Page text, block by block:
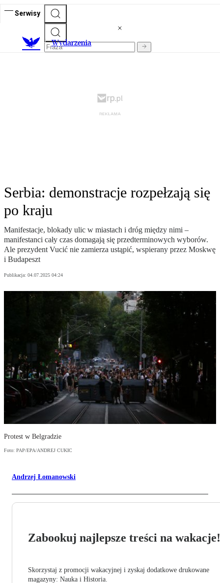
Serwisy
Wydarzenia
Serbia: demonstracje rozpełzają się
po kraju
Manifestacje, blokady ulic w miastach i dróg między nimi –
manifestanci cały czas domagają się przedterminowych wyborów.
Ale prezydent Vucić nie zamierza ustąpić, wspierany przez Moskwę
i Budapeszt
Publikacja: 04.07.2025 04:24
Protest w Belgradzie
Foto: PAP/EPA/ANDREJ CUKIC
Andrzej Łomanowski
Zabookuj najlepsze treści na wakacje!
Skorzystaj z promocji wakacyjnej i zyskaj dodatkowe drukowane
magazyny: Nauka i Historia.